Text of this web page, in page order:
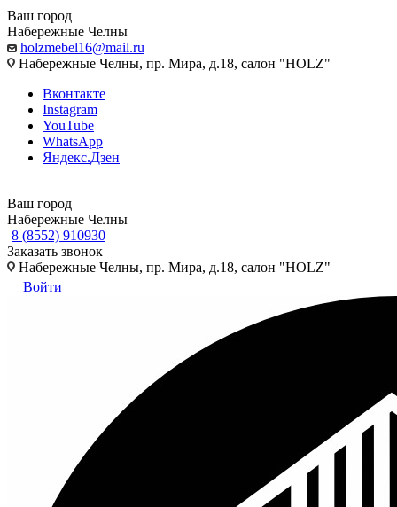
Ваш город
Набережные Челны
holzmebel16@mail.ru
Набережные Челны, пр. Мира, д.18, салон "HOLZ"
Вконтакте
Instagram
YouTube
WhatsApp
Яндекс.Дзен
Ваш город
Набережные Челны
8 (8552) 910930
Заказать звонок
Набережные Челны, пр. Мира, д.18, салон "HOLZ"
Войти